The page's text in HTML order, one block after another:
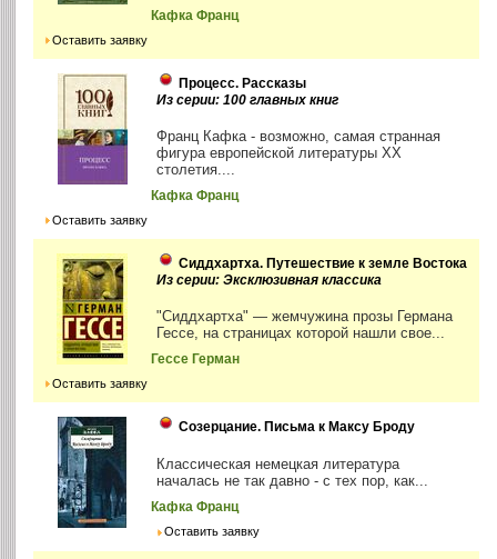
Кафка Франц
Оставить заявку
Процесс. Рассказы
Из серии: 100 главных книг
Франц Кафка - возможно, самая странная
фигура европейской литературы ХХ
столетия....
Кафка Франц
Оставить заявку
Сиддхартха. Путешествие к земле Востока
Из серии: Эксклюзивная классика
"Сиддхартха" — жемчужина прозы Германа
Гессе, на страницах которой нашли свое...
Гессе Герман
Оставить заявку
Созерцание. Письма к Максу Броду
Классическая немецкая литература
началась не так давно - с тех пор, как...
Кафка Франц
Оставить заявку